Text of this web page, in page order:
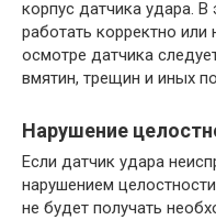
корпус датчика удара.
работать корректно
осмотре датчика
вмятин, трещин и иных
Нарушение
Если датчик удара
нарушением
не будет получать